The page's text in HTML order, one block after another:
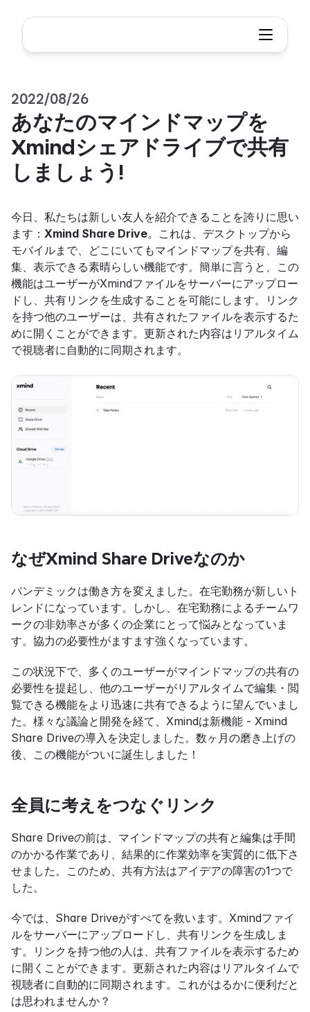
2022/08/26
あなたのマインドマップを
Xmindシェアドライブで共有
しましょう!
今日、私たちは新しい友人を紹介できることを誇りに思い
ます： Xmind Share Drive。これは、デスクトップから
モバイルまで、どこにいてもマインドマップを共有、編
集、表示できる素晴らしい機能です。簡単に言うと、この
機能はユーザーがXmindファイルをサーバーにアップロー
ドし、共有リンクを生成することを可能にします。リンク
を持つ他のユーザーは、共有されたファイルを表示するた
めに開くことができます。更新された内容はリアルタイム
で視聴者に自動的に同期されます。
なぜXmind Share Driveなのか
パンデミックは働き方を変えました。在宅勤務が新しいト
レンドになっています。しかし、在宅勤務によるチームワ
ークの非効率さが多くの企業にとって悩みとなっていま
す。協力の必要性がますます強くなっています。
この状況下で、多くのユーザーがマインドマップの共有の
必要性を提起し、他のユーザーがリアルタイムで編集・閲
覧できる機能をより迅速に共有できるように望んでいまし
た。様々な議論と開発を経て、Xmindは新機能 - Xmind
Share Driveの導入を決定しました。数ヶ月の磨き上げの
後、この機能がついに誕生しました！
全員に考えをつなぐリンク
Share Driveの前は、マインドマップの共有と編集は手間
のかかる作業であり、結果的に作業効率を実質的に低下さ
せました。このため、共有方法はアイデアの障害の1つで
した。
今では、Share Driveがすべてを救います。Xmindファイ
ルをサーバーにアップロードし、共有リンクを生成しま
す。リンクを持つ他の人は、共有ファイルを表示するため
に開くことができます。更新された内容はリアルタイムで
視聴者に自動的に同期されます。これがはるかに便利だと
は思われませんか？